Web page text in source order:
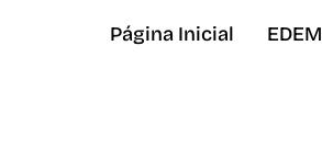
Página Inicial EDEM